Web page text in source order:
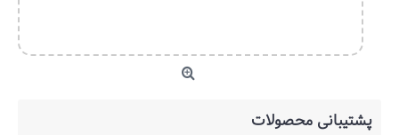
پشتیبانی محصولات